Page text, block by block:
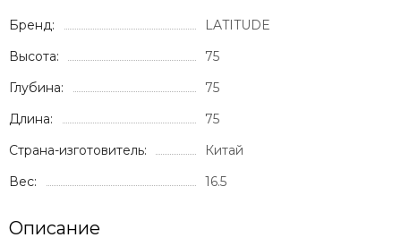
Бренд:
LATITUDE
Высота:
75
Глубина:
75
Длина:
75
Страна-изготовитель:
Китай
Вес:
16.5
Описание